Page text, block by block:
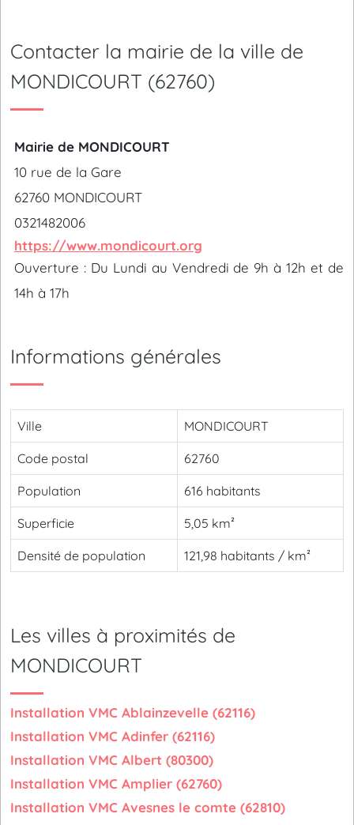
Contacter la mairie de la ville de
MONDICOURT (62760)
Mairie de MONDICOURT
10 rue de la Gare
62760 MONDICOURT
0321482006
https://www.mondicourt.org
Ouverture : Du Lundi au Vendredi de 9h à 12h et de
14h à 17h
Informations générales
Ville MONDICOURT
Code postal 62760
Population 616 habitants
Superficie 5,05 km²
Densité de population 121,98 habitants / km²
Les villes à proximités de
MONDICOURT
Installation VMC Ablainzevelle (62116)
Installation VMC Adinfer (62116)
Installation VMC Albert (80300)
Installation VMC Amplier (62760)
Installation VMC Avesnes le comte (62810)